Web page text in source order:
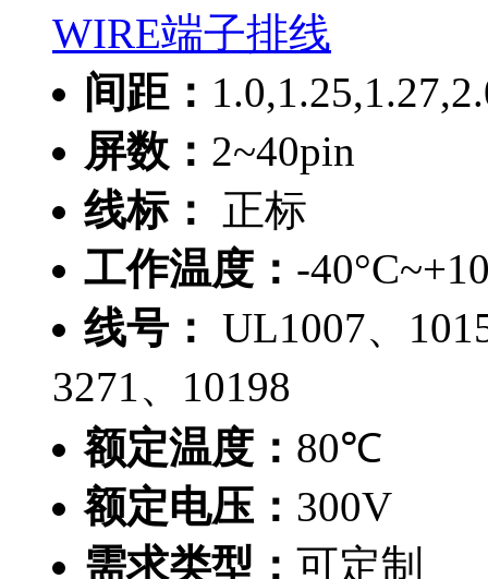
WIRE端子排线
间距：
屏数： 2~40pin
线标：
正标
工作温度： -
线号： UL1007、
3271、10198
额定温度： 80℃
额定电压： 300V
需求类型： 可定制